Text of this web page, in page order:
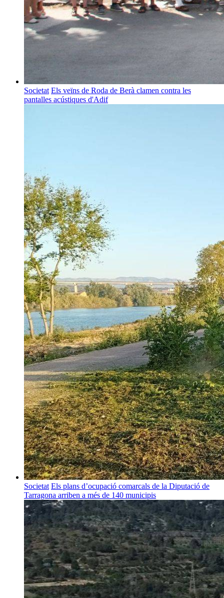
Societat Els veïns de Roda de Berà clamen contra les
pantalles acústiques d'Adif
Societat Els plans d’ocupació comarcals de la Diputació de
Tarragona arriben a més de 140 municipis